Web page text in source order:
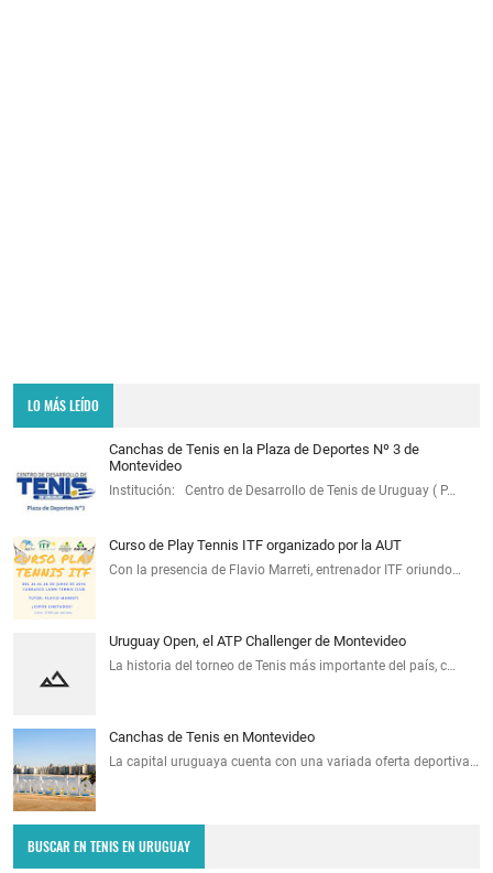
LO MÁS LEÍDO
Canchas de Tenis en la Plaza de Deportes Nº 3 de
Montevideo
Institución: Centro de Desarrollo de Tenis de Uruguay ( P…
Curso de Play Tennis ITF organizado por la AUT
Con la presencia de Flavio Marreti, entrenador ITF oriundo…
Uruguay Open, el ATP Challenger de Montevideo
La historia del torneo de Tenis más importante del país, c…
Canchas de Tenis en Montevideo
La capital uruguaya cuenta con una variada oferta deportiva…
BUSCAR EN TENIS EN URUGUAY